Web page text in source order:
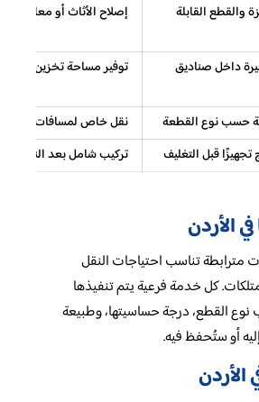
والقطع القابلة
إصلاح الأثاث أو معالجة
داخل صناديق
توفير مساحة تخزين فعلية
حسب نوع القطعة
نقل خاص لمسافات أو
قبل التغليف
تركيب شامل بعد النقل
الأردن
تناسب احتياجات النقل
كل خدمة فرعية يتم تنفيذها
القطع، درجة حساسيتها، وطبيعة
أو ستُحفظ فيه.
الأردن